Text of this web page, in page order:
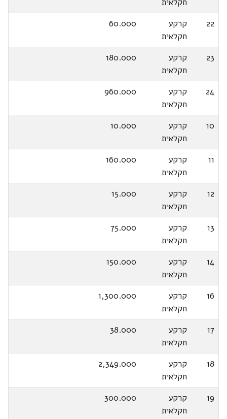
22
קרקע
חקלאית
60.000
23
קרקע
חקלאית
180.000
24
קרקע
חקלאית
960.000
10
קרקע
חקלאית
10.000
11
קרקע
חקלאית
160.000
12
קרקע
חקלאית
15.000
13
קרקע
חקלאית
75.000
14
קרקע
חקלאית
150.000
16
קרקע
חקלאית
1,300.000
17
קרקע
חקלאית
38.000
18
קרקע
חקלאית
2,349.000
19
קרקע
חקלאית
300.000